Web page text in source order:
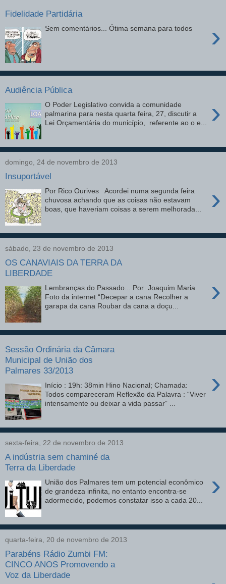
Fidelidade Partidária
›
Sem comentários... Ótima semana para todos
Audiência Pública
›
O Poder Legislativo convida a comunidade
palmarina para nesta quarta feira, 27, discutir a
Lei Orçamentária do município, referente ao o e...
domingo, 24 de novembro de 2013
Insuportável
›
Por Rico Ourives Acordei numa segunda feira
chuvosa achando que as coisas não estavam
boas, que haveriam coisas a serem melhorada...
sábado, 23 de novembro de 2013
OS CANAVIAIS DA TERRA DA
LIBERDADE
›
Lembranças do Passado... Por Joaquim Maria
Foto da internet “Decepar a cana Recolher a
garapa da cana Roubar da cana a doçu...
Sessão Ordinária da Câmara
Municipal de União dos
Palmares 33/2013
›
Início : 19h: 38min Hino Nacional; Chamada:
Todos compareceram Reflexão da Palavra : “Viver
intensamente ou deixar a vida passar” ...
sexta-feira, 22 de novembro de 2013
A indústria sem chaminé da
Terra da Liberdade
›
União dos Palmares tem um potencial econômico
de grandeza infinita, no entanto encontra-se
adormecido, podemos constatar isso a cada 20...
quarta-feira, 20 de novembro de 2013
Parabéns Rádio Zumbi FM:
CINCO ANOS Promovendo a
Voz da Liberdade